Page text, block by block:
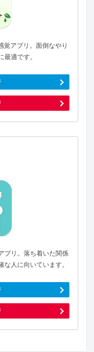
覚アプリ。面倒なやり
適です。
プリ。落ち着いた関係
人に向いています。